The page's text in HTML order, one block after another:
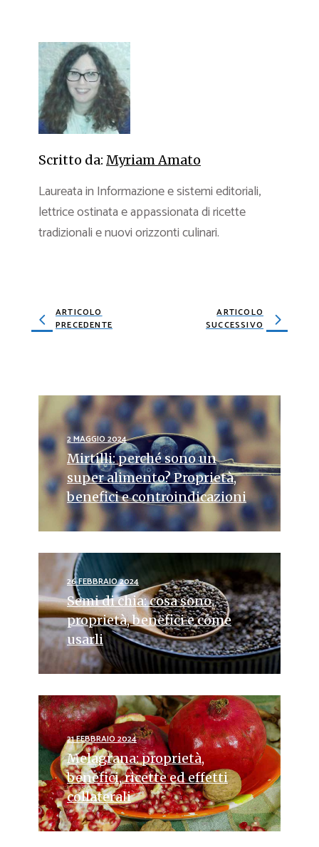
Scritto da: Myriam Amato
Laureata in Informazione e sistemi editoriali,
lettrice ostinata e appassionata di ricette
tradizionali e nuovi orizzonti culinari.
ARTICOLO
PRECEDENTE
ARTICOLO
SUCCESSIVO
2 MAGGIO 2024
Mirtilli: perché sono un
super alimento? Proprietà,
benefici e controindicazioni
26 FEBBRAIO 2024
Semi di chia: cosa sono,
proprietà, benefici e come
usarli
21 FEBBRAIO 2024
Melagrana: proprietà,
benefici, ricette ed effetti
collaterali